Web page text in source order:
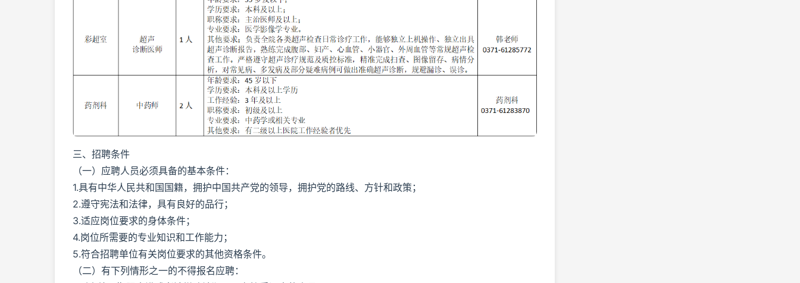
三、招聘条件
（一）应聘人员必须具备的基本条件：
1.具有中华人民共和国国籍，拥护中国共产党的领导，拥护党的路线、方针和政策；
2.遵守宪法和法律，具有良好的品行；
3.适应岗位要求的身体条件；
4.岗位所需要的专业知识和工作能力；
5.符合招聘单位有关岗位要求的其他资格条件。
（二）有下列情形之一的不得报名应聘：